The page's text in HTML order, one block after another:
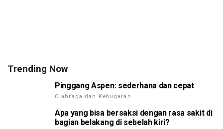
Trending Now
Pinggang Aspen: sederhana dan cepat
Olahraga dan Kebugaran
Apa yang bisa bersaksi dengan rasa sakit di
bagian belakang di sebelah kiri?